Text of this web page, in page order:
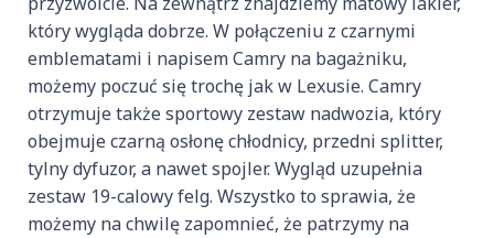
który wygląda dobrze. W połączeniu z czarnymi
emblematami i napisem Camry na bagażniku,
możemy poczuć się trochę jak w Lexusie. Camry
otrzymuje także sportowy zestaw nadwozia, który
obejmuje czarną osłonę chłodnicy, przedni splitter,
tylny dyfuzor, a nawet spojler. Wygląd uzupełnia
zestaw 19-calowy felg. Wszystko to sprawia, że
możemy na chwilę zapomnieć, że patrzymy na